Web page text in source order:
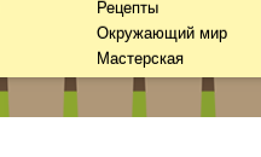
Рецепты
Окружающий мир
Мастерская